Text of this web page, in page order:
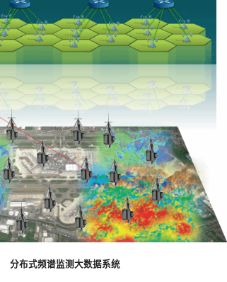
分布式频谱监测大数据系统